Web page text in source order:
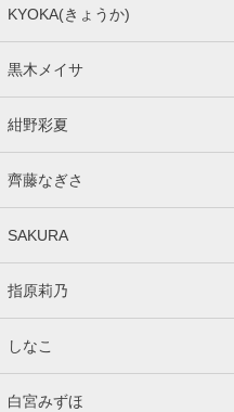
KYOKA(きょうか)
黒木メイサ
紺野彩夏
齊藤なぎさ
SAKURA
指原莉乃
しなこ
白宮みずほ